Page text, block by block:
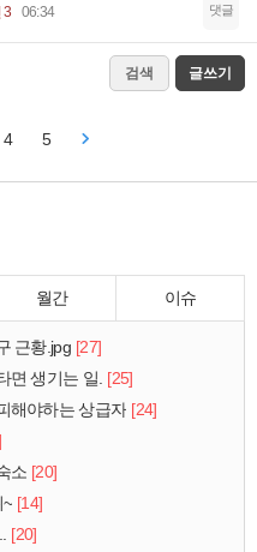
3 06:34 댓글
검색 글쓰기
4 5
월간 이슈
근황.jpg [27]
면 생기는 일. [25]
해야하는 상급자 [24]
소 [20]
~ [14]
[20]